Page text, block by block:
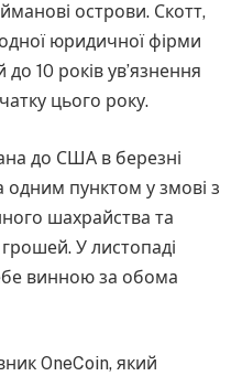
острови. Скотт,
юридичної фірми
10 років ув’язнення
цього року.
до США в березні
одним пунктом у змові з
шахрайства та
У листопаді
винною за обома
OneCoin, який